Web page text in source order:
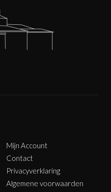
Mijn Account
Contact
Privacyverklaring
Algemene voorwaarden